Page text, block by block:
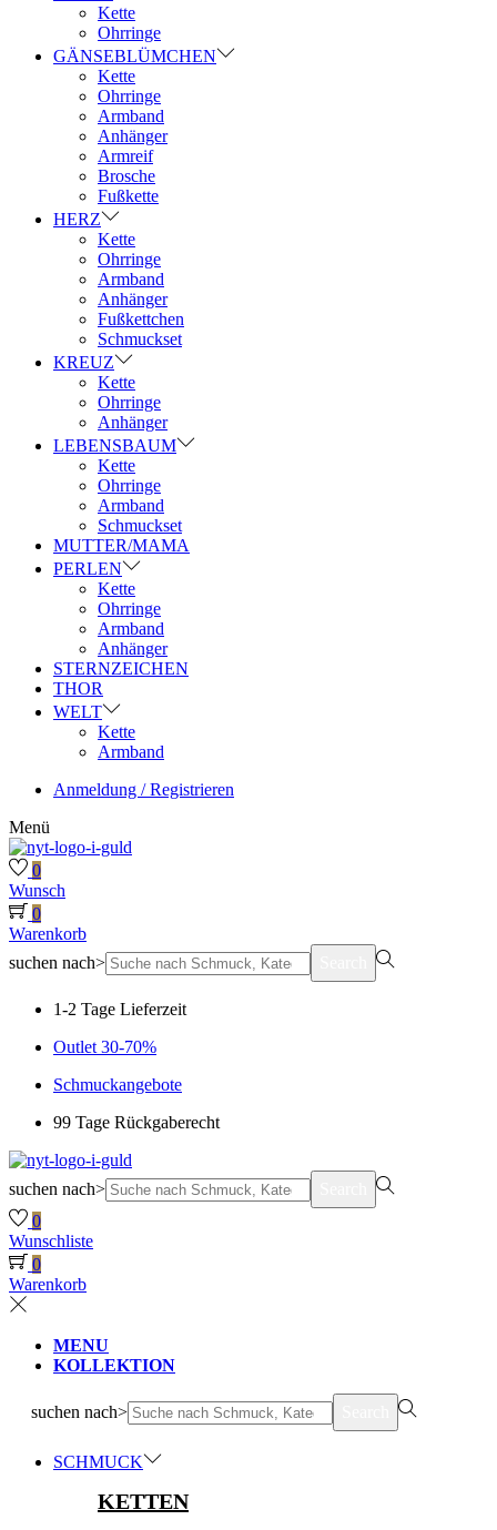
Kette
Ohrringe
GÄNSEBLÜMCHEN
Kette
Ohrringe
Armband
Anhänger
Armreif
Brosche
Fußkette
HERZ
Kette
Ohrringe
Armband
Anhänger
Fußkettchen
Schmuckset
KREUZ
Kette
Ohrringe
Anhänger
LEBENSBAUM
Kette
Ohrringe
Armband
Schmuckset
MUTTER/MAMA
PERLEN
Kette
Ohrringe
Armband
Anhänger
STERNZEICHEN
THOR
WELT
Kette
Armband
Anmeldung / Registrieren
Menü
0
Wunsch
0
Warenkorb
suchen nach>
1-2 Tage Lieferzeit
Outlet 30-70%
Schmuckangebote
99 Tage Rückgaberecht
suchen nach>
0
Wunschliste
0
Warenkorb
MENU
KOLLEKTION
suchen nach>
SCHMUCK
KETTEN